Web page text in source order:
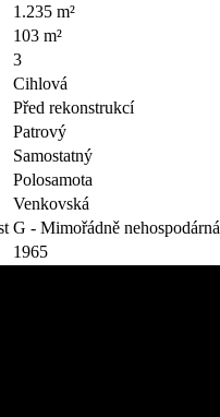
1.235 m²
103 m²
3
Cihlová
Před rekonstrukcí
Patrový
Samostatný
Polosamota
Venkovská
G - Mimořádně nehospodárná
1965